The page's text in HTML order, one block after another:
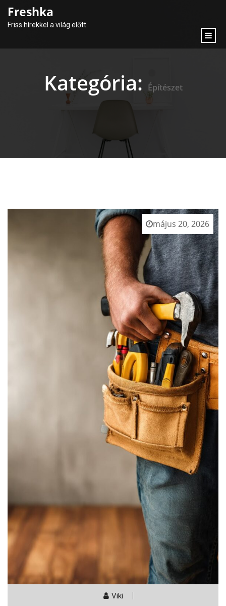
Freshka
Friss hírekkel a világ előtt
Kategória: Építészet
május 20, 2026
Viki